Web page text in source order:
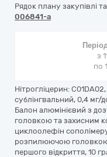
Рядок плану закупівлі
006841-a
з
по
Нітрогліцерин:
сублінгвальний, 0,4 мг/
Балон алюмінієвий з
головкою та захисним
циклоолефін
розпилюючою
першого відкриття, 10